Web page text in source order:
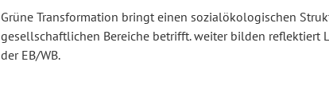
Grüne Transformation bringt einen sozialökologischen
gesellschaftlichen Bereiche betrifft. weiter bilden reflektiert
der EB/WB.